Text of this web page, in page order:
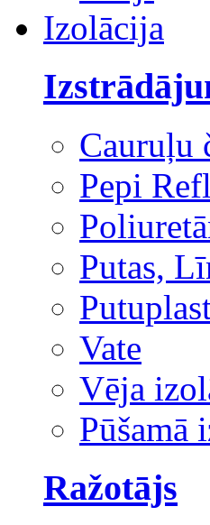
Izolācija
Cauruļu
Pepi
Putas,
Vate
Vēja
Pūšamā
Ražotājs